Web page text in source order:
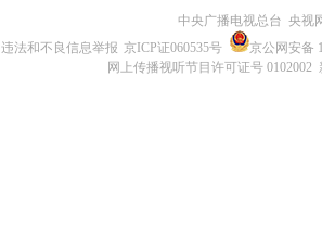
中央广播电视总台 央视
违法和不良信息举报 京ICP证060535号
京公网安备
网上传播视听节目许可证号 0102002